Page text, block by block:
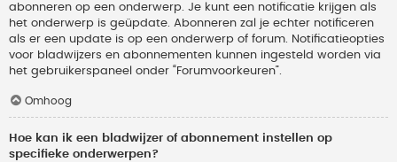
abonneren op een onderwerp. Je kunt een notificatie krijgen als
het onderwerp is geüpdate. Abonneren zal je echter notificeren
als er een update is op een onderwerp of forum. Notificatieopties
voor bladwijzers en abonnementen kunnen ingesteld worden via
het gebruikerspaneel onder “Forumvoorkeuren”.
Omhoog
Hoe kan ik een bladwijzer of abonnement instellen op
specifieke onderwerpen?